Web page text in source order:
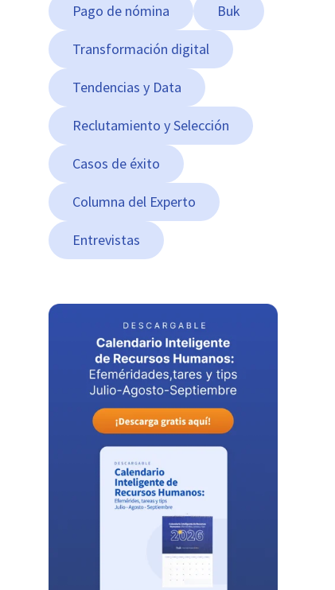
Pago de nómina Buk
Transformación digital
Tendencias y Data
Reclutamiento y Selección
Casos de éxito
Columna del Experto
Entrevistas